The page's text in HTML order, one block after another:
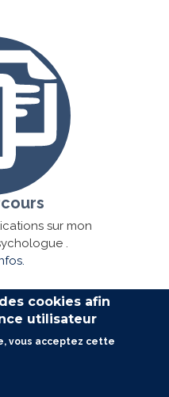
sur mon
.
site du cabinet a été
cookies afin
utilisateur
vous acceptez cette